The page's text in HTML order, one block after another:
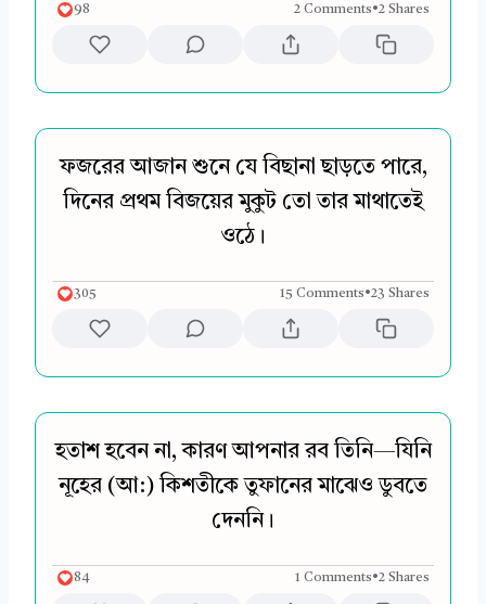
98 2 Comments•2 Shares
ফজরের আজান শুনে যে বিছানা ছাড়তে পারে,
দিনের প্রথম বিজয়ের মুকুট তো তার মাথাতেই
ওঠে।
305 15 Comments•23 Shares
হতাশ হবেন না, কারণ আপনার রব তিনি—যিনি
নূহের (আ:) কিশতীকে তুফানের মাঝেও ডুবতে
দেননি।
84 1 Comments•2 Shares